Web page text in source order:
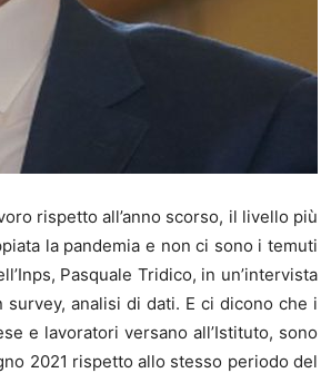
rispetto all’anno scorso, il livello più
la pandemia e non ci sono i temuti
Pasquale Tridico, in un’intervista
analisi di dati. E ci dicono che i
e lavoratori versano all’Istituto, sono
2021 rispetto allo stesso periodo del